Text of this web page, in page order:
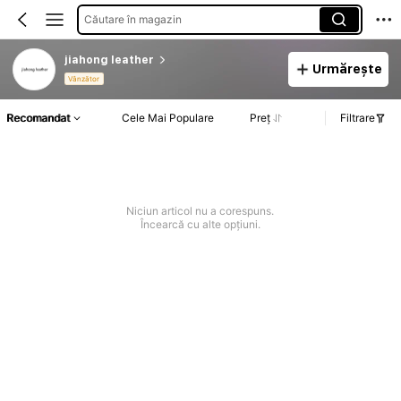
Căutare în magazin
jiahong leather
Vânzător
Urmărește
Recomandat Cele Mai Populare Preț Filtrare
Niciun articol nu a corespuns.
Încearcă cu alte opțiuni.